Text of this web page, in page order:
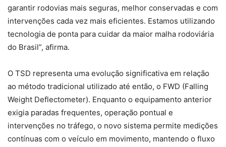
garantir rodovias mais seguras, melhor conservadas e com
intervenções cada vez mais eficientes. Estamos utilizando
tecnologia de ponta para cuidar da maior malha rodoviária
do Brasil”, afirma.
O TSD representa uma evolução significativa em relação
ao método tradicional utilizado até então, o FWD (Falling
Weight Deflectometer). Enquanto o equipamento anterior
exigia paradas frequentes, operação pontual e
intervenções no tráfego, o novo sistema permite medições
contínuas com o veículo em movimento, mantendo o fluxo